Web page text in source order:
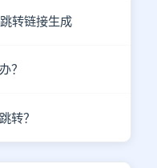
转链接生成
？
转？